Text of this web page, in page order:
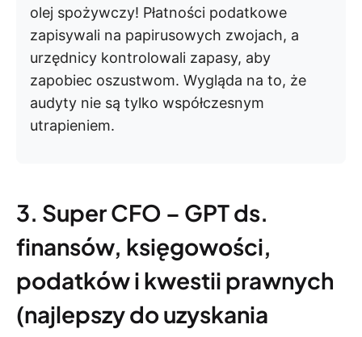
olej spożywczy! Płatności podatkowe
zapisywali na papirusowych zwojach, a
urzędnicy kontrolowali zapasy, aby
zapobiec oszustwom. Wygląda na to, że
audyty nie są tylko współczesnym
utrapieniem.
3. Super CFO – GPT ds.
finansów, księgowości,
podatków i kwestii prawnych
(najlepszy do uzyskania